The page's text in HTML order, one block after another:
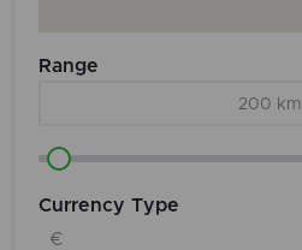
Range
200 km
Currency Type